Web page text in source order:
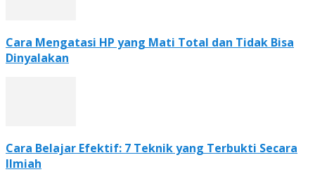
Cara Mengatasi HP yang Mati Total dan Tidak Bisa
Dinyalakan
Cara Belajar Efektif: 7 Teknik yang Terbukti Secara
Ilmiah